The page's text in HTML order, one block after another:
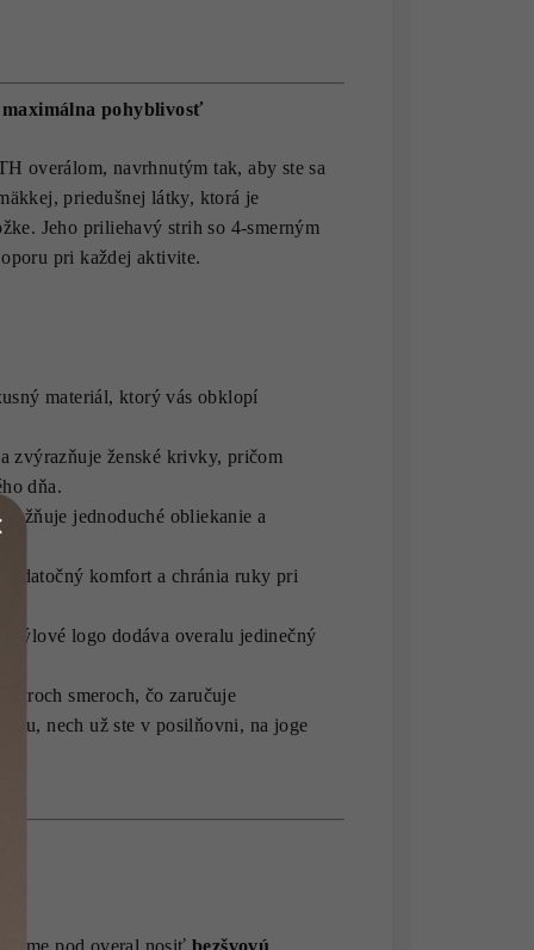
pohyblivosť
overálom, navrhnutým tak, aby ste sa
priedušnej látky, ktorá je
Jeho priliehavý strih so 4-smerným
pri každej aktivite.
materiál, ktorý vás obklopí
zvýrazňuje ženské krivky, pričom
dňa.
jednoduché obliekanie a
komfort a chránia ruky pri
štýlové logo dodáva overalu jedinečný
smeroch, čo zaručuje
nech už ste v posilňovni, na joge
pod overal nosiť bezšvovú